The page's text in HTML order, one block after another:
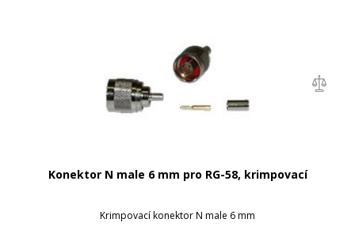
Konektor N male 6 mm pro RG-58, krimpovací
Krimpovací konektor N male 6 mm